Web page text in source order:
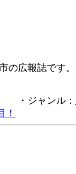
の広報誌です。
・ジャンル：
！